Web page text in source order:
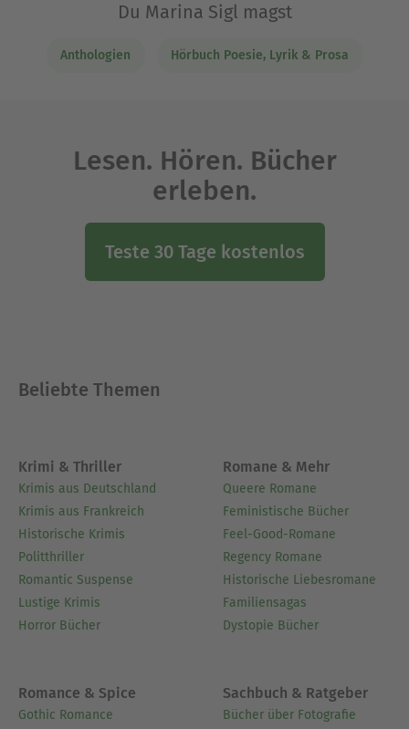
Du Marina Sigl magst
Anthologien Hörbuch Poesie, Lyrik & Prosa
Lesen. Hören. Bücher
erleben.
Teste 30 Tage kostenlos
Beliebte Themen
Krimi & Thriller
Krimis aus Deutschland
Krimis aus Frankreich
Historische Krimis
Politthriller
Romantic Suspense
Lustige Krimis
Horror Bücher
Romane & Mehr
Queere Romane
Feministische Bücher
Feel-Good-Romane
Regency Romane
Historische Liebesromane
Familiensagas
Dystopie Bücher
Romance & Spice
Gothic Romance
Sachbuch & Ratgeber
Bücher über Fotografie